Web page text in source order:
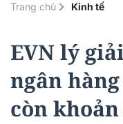
Trang chủ Kinh tế
EVN lý
ngân
còn